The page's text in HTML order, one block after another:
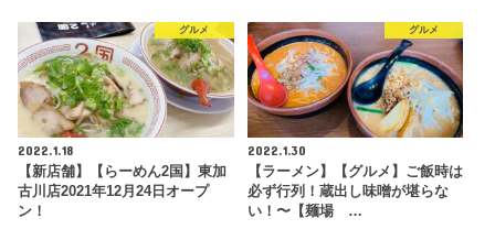
グルメ
2022.1.18
【新店舗】【らーめん2国】東加
古川店2021年12月24日オープ
ン！
グルメ
2022.1.30
【ラーメン】【グルメ】ご飯時は
必ず行列！蔵出し味噌が堪らな
い！〜【麺場 …